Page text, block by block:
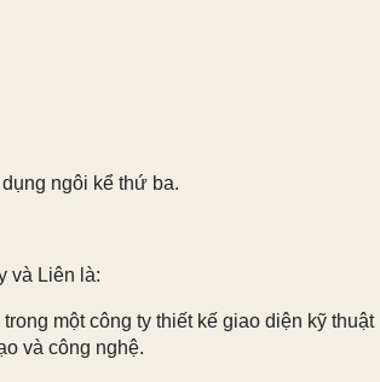
ngôi kể thứ ba.
và Liên là:
một công ty thiết kế giao diện kỹ thuật
và công nghệ.